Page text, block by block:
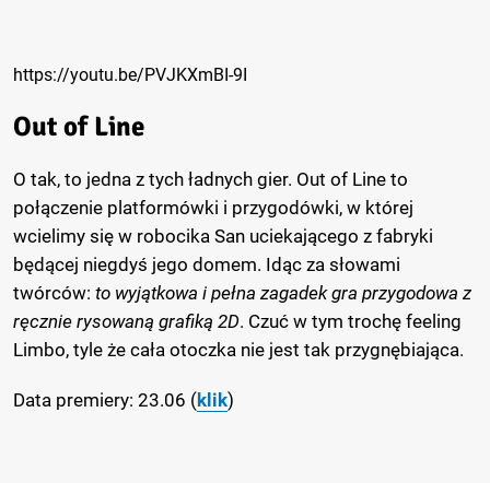
https://youtu.be/PVJKXmBI-9I
Out of Line
O tak, to jedna z tych ładnych gier. Out of Line to
połączenie platformówki i przygodówki, w której
wcielimy się w robocika San uciekającego z fabryki
będącej niegdyś jego domem. Idąc za słowami
twórców: to wyjątkowa i pełna zagadek gra przygodowa z
ręcznie rysowaną grafiką 2D. Czuć w tym trochę feeling
Limbo, tyle że cała otoczka nie jest tak przygnębiająca.
Data premiery: 23.06 (klik)